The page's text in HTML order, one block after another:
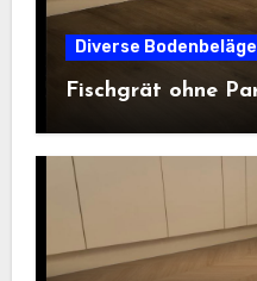
Diverse Bodenbeläge
Fischgrät ohne